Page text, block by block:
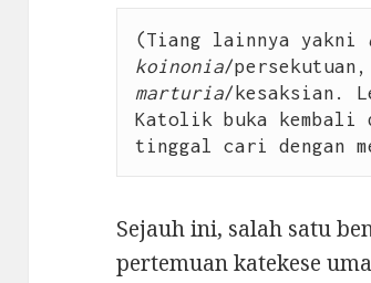
(Tiang lainnya yakni
koinonia/persekutuan,
marturia/kesaksian.
Katolik buka
tinggal cari dengan
Sejauh ini, salah satu
pertemuan katekese